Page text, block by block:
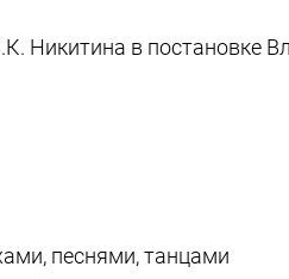
Никитина в постановке
песнями, танцами